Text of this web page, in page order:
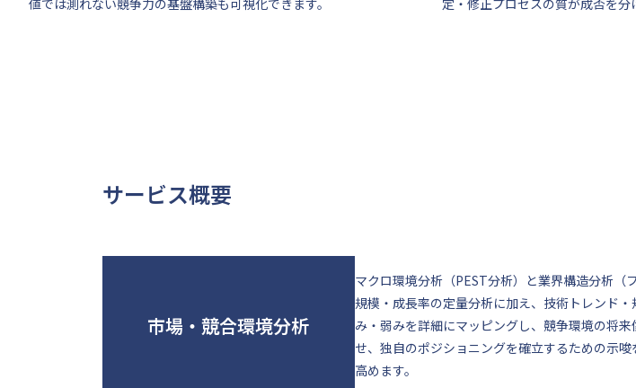
値では測れない競争力の基盤構築も可視化できます。
定・修正プロセスの質が成否を分
サービス概要
市場・競合環境分析
マクロ環境分析（PEST分析）と業界構造分析（
規模・成長率の定量分析に加え、技術トレンド
み・弱みを詳細にマッピングし、競争環境の将
せ、独自のポジショニングを確立するための示
高めます。